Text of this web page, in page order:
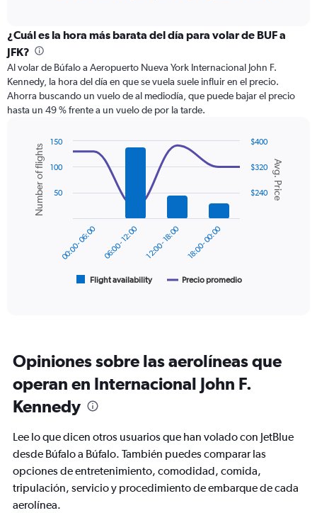
categories.
Range:
12
categories.
The
chart
has
axis
displaying
values.
Range:
¿Cuál es la hora más barata del día para volar de BUF a
JFK?
Al volar de Búfalo a Aeropuerto Nueva York Internacional John F.
Kennedy, la hora del día en que se vuela suele influir en el precio.
Ahorra buscando un vuelo de al mediodía, que puede bajar el precio
hasta un 49 % frente a un vuelo de por la tarde.
Combination
chart
with
data
series.
6
The
chart
has
Y
axes
displaying
Avg.
Price
and
Chart
graphic.
Avg. Price
Number of flights
Flight availability Precio promedio
00:00 - 06:00 06:00 - 12:00 12:00 - 18:00 18:00 - 00:00
$240
$320
$400
50
100
150
Opiniones sobre las aerolíneas que
operan en Internacional John F.
Kennedy
Lee lo que dicen otros usuarios que han volado con JetBlue
desde Búfalo a Búfalo. También puedes comparar las
opciones de entretenimiento, comodidad, comida,
tripulación, servicio y procedimiento de embarque de cada
aerolínea.